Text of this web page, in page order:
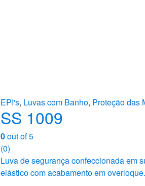
EPI's, Luvas com Banho, Proteção das
SS 1009
0out of 5
(0)
Luva de segurança confeccionada em
elástico com acabamento em overloque.